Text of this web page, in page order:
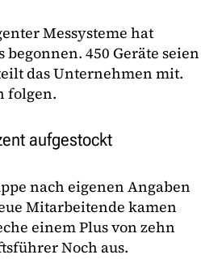
Messysteme hat
begonnen. 450 Geräte seien
das Unternehmen mit.
folgen.
aufgestockt
nach eigenen Angaben
Mitarbeitende kamen
einem Plus von zehn
Noch aus.